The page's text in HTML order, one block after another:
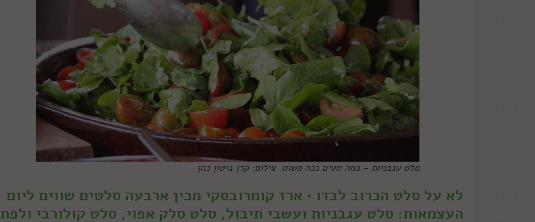
סלט עגבניות – כמה טעים ככה פשוט. צילום: קרן ביטון כהן
לא על סלט הכרוב לבדו • ארז קומרובסקי מכין ארבעה סלטים שווים ליום
העצמאות: סלט עגבניות ועשבי תיבול, סלט סלק אפוי, סלט קולורבי ולפת